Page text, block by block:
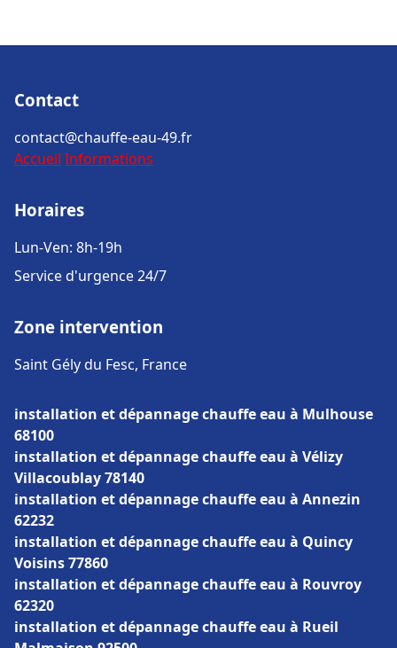
Contact
contact@chauffe-eau-49.fr
Accueil Informations
Horaires
Lun-Ven: 8h-19h
Service d'urgence 24/7
Zone intervention
Saint Gély du Fesc, France
installation et dépannage chauffe eau à Mulhouse
68100
installation et dépannage chauffe eau à Vélizy
Villacoublay 78140
installation et dépannage chauffe eau à Annezin
62232
installation et dépannage chauffe eau à Quincy
Voisins 77860
installation et dépannage chauffe eau à Rouvroy
62320
installation et dépannage chauffe eau à Rueil